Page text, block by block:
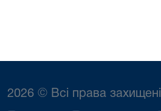
2026 © Всі права захищені